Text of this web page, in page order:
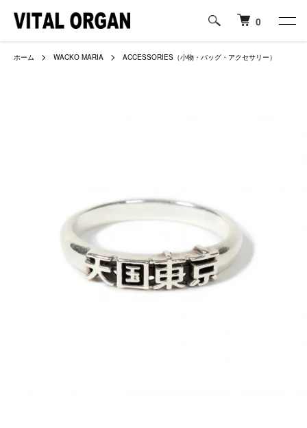
0
ホーム WACKO MARIA ACCESSORIES（小物・バッグ・アクセサリー）